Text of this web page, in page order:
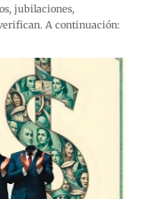
jubilaciones,
A continuación: